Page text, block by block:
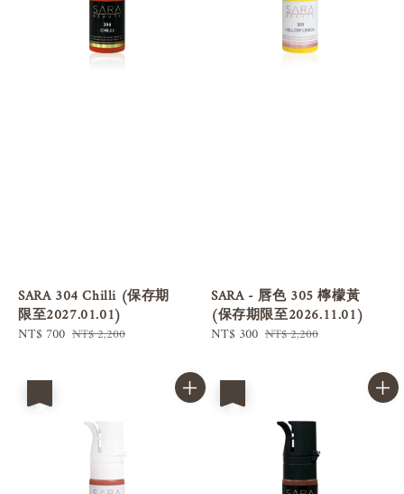
SARA 304 Chilli (保存期
限至2027.01.01)
Sale
NT$ 700 Regular
NT$ 2,200
SARA - 唇色 305 檸檬黃
(保存期限至2026.11.01)
Sale
NT$ 300 Regular
NT$ 2,200